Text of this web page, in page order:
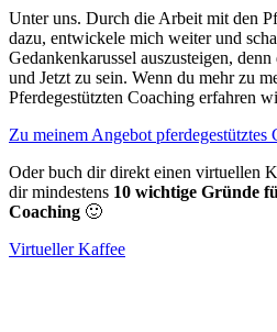
Unter uns. Durch die Arbeit mit den
dazu, entwickele mich weiter und
Gedankenkarussel auszusteigen,
und Jetzt zu sein. Wenn du mehr zu
Pferdegestützten Coaching erfahren
Zu meinem Angebot pferdegestütztes
Oder buch dir direkt einen virtuellen
dir mindestens 10 wichtige Gründe
Coaching 🙂
Virtueller Kaffee